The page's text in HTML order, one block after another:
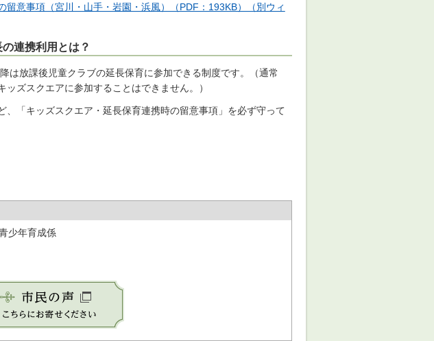
留意事項（宮川・山手・岩園・浜風）（PDF：193KB）（別ウィ
連携利用とは？
は放課後児童クラブの延長保育に参加できる制度です。（通常
ズスクエアに参加することはできません。）
、「キッズスクエア・延長保育連携時の留意事項」を必ず守って
少年育成係